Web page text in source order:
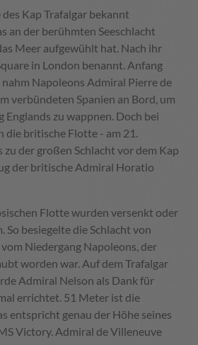
Kap Trafalgar bekannt
an der berühmten Seeschlacht
Meer aufgewühlt hat. Nach ihr
in London benannt. Anfang
Napoleons Admiral Pierre de
verbündeten Spanien an Bord, um
Englands zu wappnen. Doch bei
die britische Flotte - am 21.
der großen Schlacht vor dem Kap
der britische Admiral Horatio
Flotte wurden versenkt oder
So besiegelte die Schlacht von
Niedergang Napoleons, der
worden war. Auf dem Trafalgar
Admiral Nelson als Dank für
errichtet. 51 Meter ist die
entspricht genau der Höhe seines
Victory. Admiral de Villeneuve